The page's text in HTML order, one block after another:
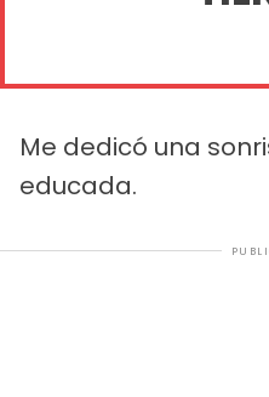
Me dedicó una
educada.